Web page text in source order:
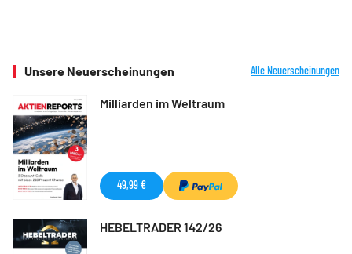
Unsere Neuerscheinungen Alle Neuerscheinungen
Milliarden im Weltraum
49,99 €
HEBELTRADER 142/26